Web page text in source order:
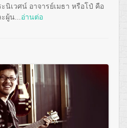
เวศน์ อาจารย์เมธา หรือโป๋ คือ
ผู้น... อ่านต่อ